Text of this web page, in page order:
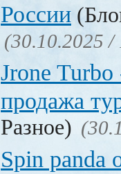
России
(30.10.2025 /
Jrone
продажа
Разное)
Spin panda